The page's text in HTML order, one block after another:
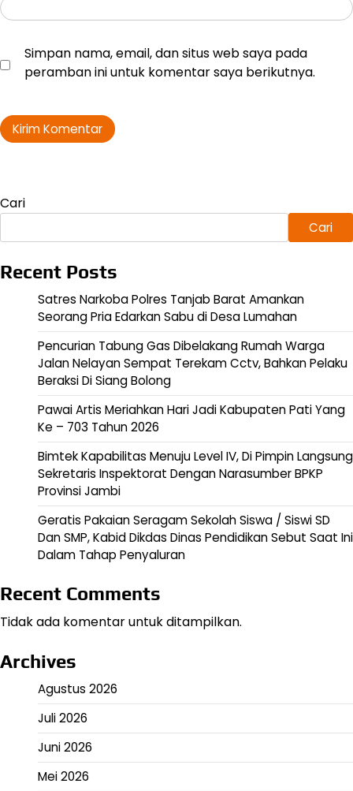
Simpan nama, email, dan situs web saya pada
peramban ini untuk komentar saya berikutnya.
Cari
Cari
Recent Posts
Satres Narkoba Polres Tanjab Barat Amankan
Seorang Pria Edarkan Sabu di Desa Lumahan
Pencurian Tabung Gas Dibelakang Rumah Warga
Jalan Nelayan Sempat Terekam Cctv, Bahkan Pelaku
Beraksi Di Siang Bolong
Pawai Artis Meriahkan Hari Jadi Kabupaten Pati Yang
Ke – 703 Tahun 2026
Bimtek Kapabilitas Menuju Level IV, Di Pimpin Langsung
Sekretaris Inspektorat Dengan Narasumber BPKP
Provinsi Jambi
Geratis Pakaian Seragam Sekolah Siswa / Siswi SD
Dan SMP, Kabid Dikdas Dinas Pendidikan Sebut Saat Ini
Dalam Tahap Penyaluran
Recent Comments
Tidak ada komentar untuk ditampilkan.
Archives
Agustus 2026
Juli 2026
Juni 2026
Mei 2026